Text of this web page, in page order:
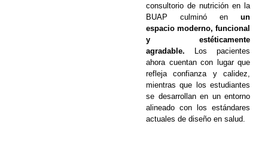
consultorio de nutrición en la
BUAP culminó en un
espacio moderno, funcional
y estéticamente
agradable. Los pacientes
ahora cuentan con lugar que
refleja confianza y calidez,
mientras que los estudiantes
se desarrollan en un entorno
alineado con los estándares
actuales de diseño en salud.